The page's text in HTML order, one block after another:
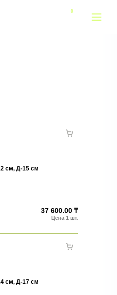
см, Д-15 см
37 600.00 ₸
см, Д-17 см